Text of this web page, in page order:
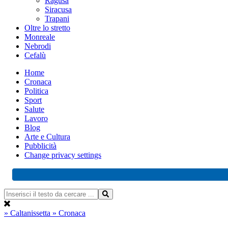
Siracusa
Trapani
Oltre lo stretto
Monreale
Nebrodi
Cefalù
Home
Cronaca
Politica
Sport
Salute
Lavoro
Blog
Arte e Cultura
Pubblicità
Change privacy settings
» Caltanissetta » Cronaca